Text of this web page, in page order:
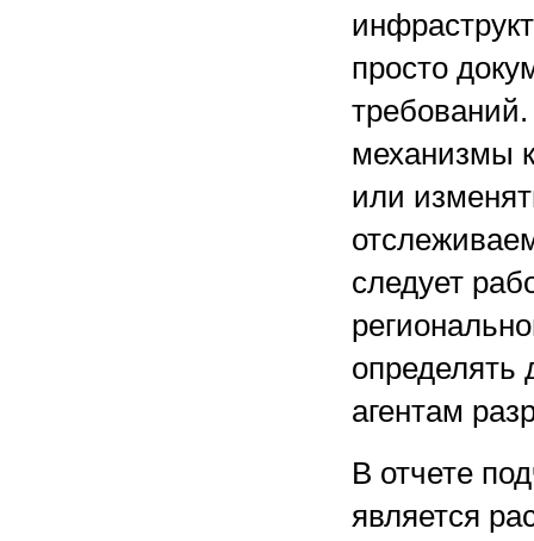
просто
механизмы
или
следует
определять
агентам
В отчете
является